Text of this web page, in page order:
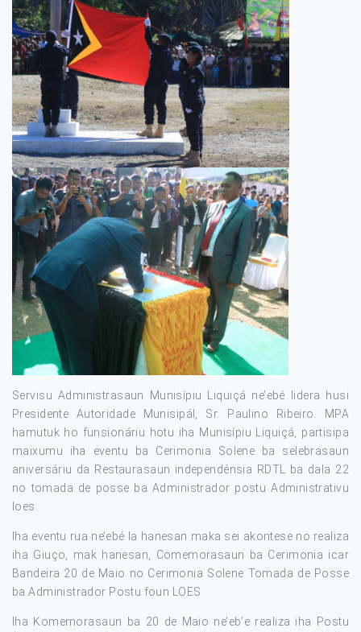
Servisu Administrasaun Munisípiu Liquiçá ne’ebé lidera husi
Presidente Autoridade Munisipál, Sr. Paulino Ribeiro. MPA
hamutuk ho funsionáriu hotu iha Munisípiu Liquiçá, partisipa
maixumu iha eventu ba Cerimonia Solene ba selebrasaun
aniversáriu da Restaurasaun independénsia RDTL ba dala 22
no tomada de posse ba Administrador postu Administrativu
loes.
Iha eventu rua ne’ebé la hanesan maka sei akontese no realiza
iha Giuço, mak hanesan, Comemorasaun ba Cerimonia icar
Bandeira 20 de Maio no Cerimonia Solene Tomada de Posse
ba Administrador Postu foun LOES
Iha Komemorasaun ba 20 de Maio ne’eb’e realiza iha Postu